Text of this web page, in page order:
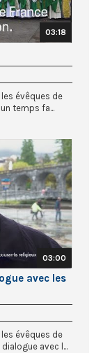
03:18
évêques de
temps fa...
03:00
avec les
évêques de
avec l...